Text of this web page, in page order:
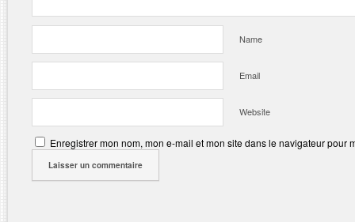
Name
Email
Website
Enregistrer mon nom, mon e-mail et mon site dans le navigateur pour